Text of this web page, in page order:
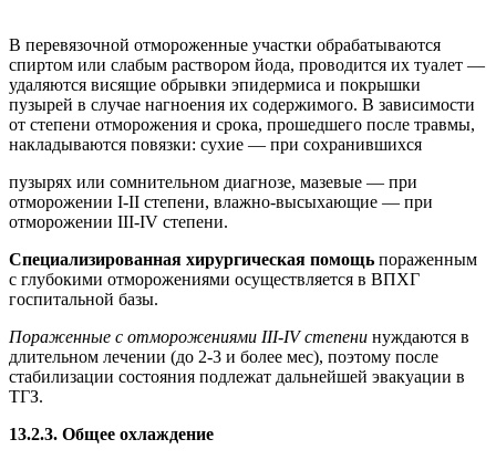
В перевязочной отмороженные участки обрабатываются
спиртом или слабым раствором йода, проводится их туалет —
удаляются висящие обрывки эпидермиса и покрышки
пузырей в случае нагноения их содержимого. В зависимости
от степени отморожения и срока, прошедшего после травмы,
накладываются повязки: сухие — при сохранившихся
пузырях или сомнительном диагнозе, мазевые — при
отморожении I-II степени, влажно-высыхающие — при
отморожении III-IV степени.
Специализированная хирургическая помощь пораженным
с глубокими отморожениями осуществляется в ВПХГ
госпитальной базы.
Пораженные с отморожениями III-IV степени нуждаются в
длительном лечении (до 2-3 и более мес), поэтому после
стабилизации состояния подлежат дальнейшей эвакуации в
ТГЗ.
13.2.3. Общее охлаждение